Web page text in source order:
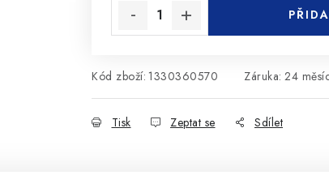
Kód zboží: 1330360570 Záruka: 24
Tisk Zeptat se Sdílet